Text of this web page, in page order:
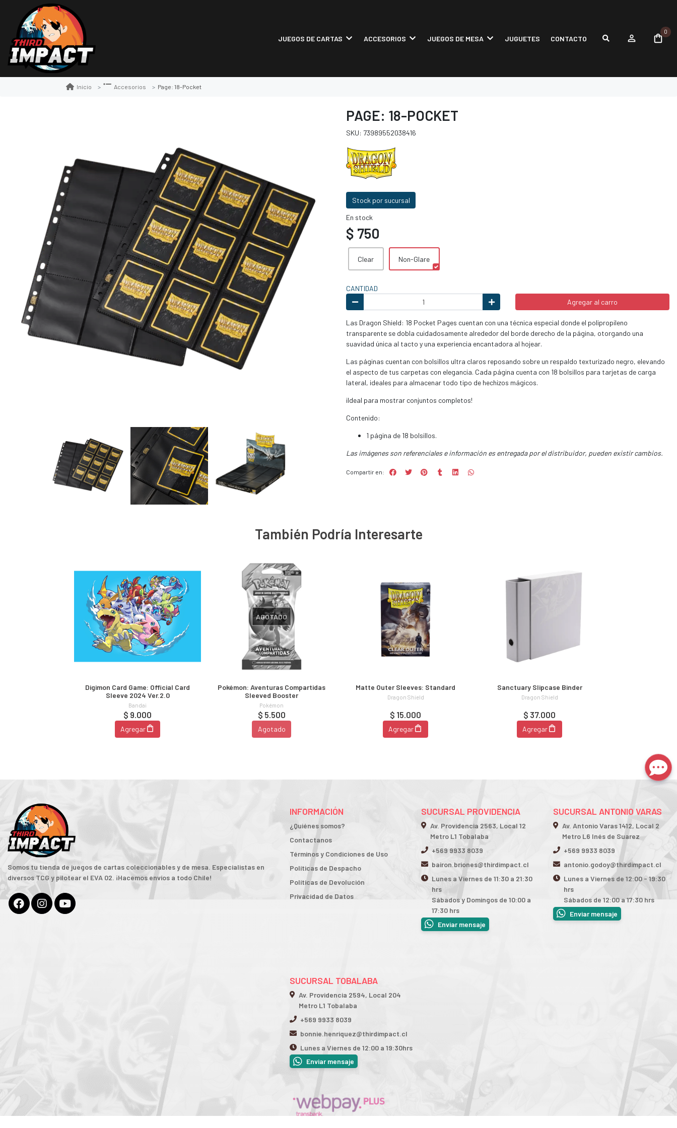
JUEGOS DE CARTAS ACCESORIOS JUEGOS DE MESA JUGUETES CONTACTO
0
Inicio Accesorios Page: 18-Pocket
PAGE: 18-POCKET
SKU: 73989552038416
Stock por sucursal
En stock
$ 750
Clear Non-Glare
CANTIDAD
Agregar al carro
Las Dragon Shield: 18 Pocket Pages cuentan con una técnica especial donde el polipropileno
transparente se dobla cuidadosamente alrededor del borde derecho de la página, otorgando una
suavidad única al tacto y una experiencia encantadora al hojear.
Las páginas cuentan con bolsillos ultra claros reposando sobre un respaldo texturizado negro, elevando
el aspecto de tus carpetas con elegancia. Cada página cuenta con 18 bolsillos para tarjetas de carga
lateral, ideales para almacenar todo tipo de hechizos mágicos.
¡Ideal para mostrar conjuntos completos!
Contenido:
1 página de 18 bolsillos.
Las imágenes son referenciales e información es entregada por el distribuidor, pueden existir cambios.
Compartir en:
También Podría Interesarte
Digimon Card Game: Official Card
Sleeve 2024 Ver.2.0
Bandai
$ 9.000
Agregar
AGOTADO
Pokémon: Aventuras Compartidas
Sleeved Booster
Pokémon
$ 5.500
Agotado
Matte Outer Sleeves: Standard
Dragon Shield
$ 15.000
Agregar
Sanctuary Slipcase Binder
Dragon Shield
$ 37.000
Agregar
Somos tu tienda de juegos de cartas coleccionables y de mesa. Especialistas en
diversos TCG y pilotear el EVA 02. ¡Hacemos envíos a todo Chile!
INFORMACIÓN
¿Quiénes somos?
Contactanos
Términos y Condiciones de Uso
Políticas de Despacho
Políticas de Devolución
Privacidad de Datos
SUCURSAL PROVIDENCIA
Av. Providencia 2563, Local 12
Metro L1 Tobalaba
+569 9933 8039
bairon.briones@thirdimpact.cl
Lunes a Viernes de 11:30 a 21:30
hrs
Sábados y Domingos de 10:00 a
17:30 hrs
Enviar mensaje
SUCURSAL ANTONIO VARAS
Av. Antonio Varas 1412, Local 2
Metro L6 Inés de Suarez
+569 9933 8039
antonio.godoy@thirdimpact.cl
Lunes a Viernes de 12:00 - 19:30
hrs
Sábados de 12:00 a 17:30 hrs
Enviar mensaje
SUCURSAL TOBALABA
Av. Providencia 2594, Local 204
Metro L1 Tobalaba
+569 9933 8039
bonnie.henriquez@thirdimpact.cl
Lunes a Viernes de 12:00 a 19:30hrs
Enviar mensaje